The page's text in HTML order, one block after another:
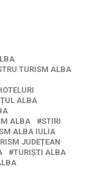
TURISM ALBA
ALBA
ALBA
STIRI
ALBA IULIA
JUDEȚEAN
TURIȘTI ALBA